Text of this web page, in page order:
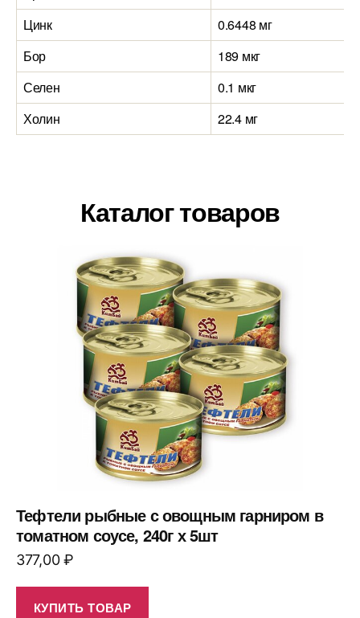
Цинк
0.6448 мг
Бор
189 мкг
Селен
0.1 мкг
Холин
22.4 мг
Каталог товаров
Тефтели рыбные с овощным гарниром в
томатном соусе, 240г х 5шт
377,00₽
КУПИТЬ ТОВАР